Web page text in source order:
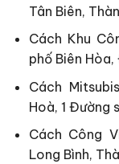
Tân Biên,
Cách Khu
phố Biên
Cách
Hoà, 1 Đường
Cách Công
Long Bình,